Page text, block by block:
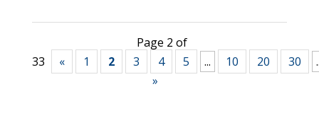
Page 2 of
33
« 1 2 3 4 5 ... 10 20 30
»